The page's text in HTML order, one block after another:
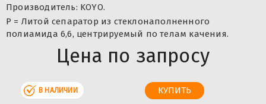
Производитель: KOYO.
P = Литой сепаратор из стеклонаполненного
полиамида 6,6, центрируемый по телам качения.
Цена по запросу
В НАЛИЧИИ